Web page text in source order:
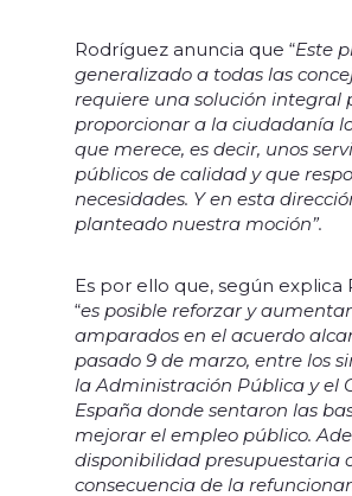
Rodríguez anuncia que “Este
generalizado a todas las
requiere una solución integral
proporcionar a la ciudadanía
que merece, es decir, unos
públicos de calidad y que
necesidades. Y en esta
planteado nuestra moción”.
Es por ello que, según explica
“es posible reforzar y
amparados en el acuerdo
pasado 9 de marzo, entre los
la Administración Pública y el
España donde sentaron las
mejorar el empleo público.
disponibilidad presupuestaria
consecuencia de la